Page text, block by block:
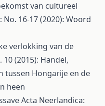
van cultureel
16-17 (2020): Woord
verlokking van de
(2015): Handel,
tussen Hongarije en de
heen
Acta Neerlandica: